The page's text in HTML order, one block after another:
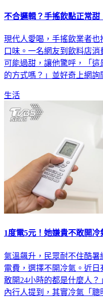
不合邏輯？手搖飲點正常
現代人愛喝，手搖飲業者
口味。一名網友到飲料店
可能過甜，讓他驚呼，「
的方式嗎？」並好奇上網詢
生活
1度電5元！她嫌貴不敢開
氣溫飆升，民眾耐不住酷
電費，選擇不開冷氣。近日
敢開24小時的都是什麼人
內行人提到，其實冷氣「